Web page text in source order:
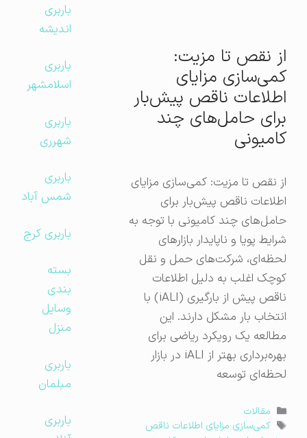
از نقص تا مزیت:
کمی‌سازی مزایای
اطلاعات ناقص پیش‌بار
برای حامل‌های چند
کامیونی
از نقص تا مزیت: کمی‌سازی مزایای
اطلاعات ناقص پیش‌بار برای
حامل‌های چند کامیونی با توجه به
شرایط پویا و ناپایدار بازارهای
لحظه‌ای، شرکت‌های حمل و نقل
کوچک اغلب به دلیل اطلاعات
ناقص پیش از بارگیری (iALI) با
انتخاب بار مشکل دارند. این
مطالعه یک رویکرد ریاضی برای
بهره‌برداری بهتر از iALI در بازار
لحظه‌ای توسعه
دسته‌ها
مقالات
برچسب‌ها
کمی‌سازی مزایای اطلاعات ناقص
باربری
اندیشه
باربری
اسلامشهر
باربری
شهرری
باربری
شمس آباد
باربری کرج
بسته
بندی
وسایل
منزل
باربری
مبلمان
باربری